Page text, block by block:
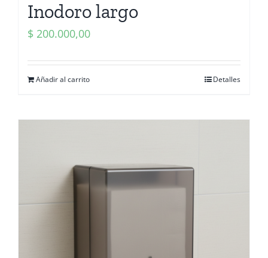
Inodoro largo
$ 200.000,00
Añadir al carrito Detalles